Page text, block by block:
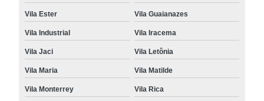
Vila Ester Vila Guaianazes
Vila Industrial Vila Iracema
Vila Jaci Vila Letônia
Vila Maria Vila Matilde
Vila Monterrey Vila Rica